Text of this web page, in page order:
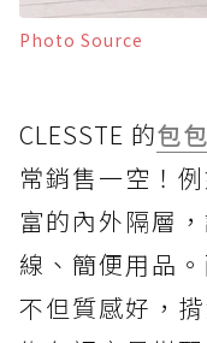
Photo Source
CLESSTE 的包
常銷售一空！
富的內外隔層
線、簡便用品
不但質感好，